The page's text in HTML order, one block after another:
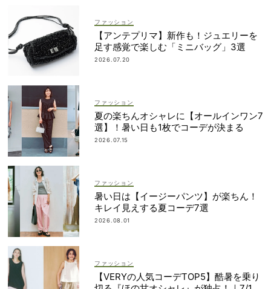
ファッション
【アンテプリマ】新作も！ジュエリーを
足す感覚で楽しむ「ミニバッグ」3選
2026.07.20
ファッション
夏の楽ちんオシャレに【オールインワン7
選】！暑い日も1枚でコーデが決まる
2026.07.15
ファッション
暑い日は【イージーパンツ】が楽ちん！
キレイ見えする夏コーデ7選
2026.08.01
ファッション
【VERYの人気コーデTOP5】酷暑を乗り